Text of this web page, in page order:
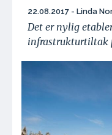
22.08.2017 - Linda
Det er nylig
infrastrukturtiltak